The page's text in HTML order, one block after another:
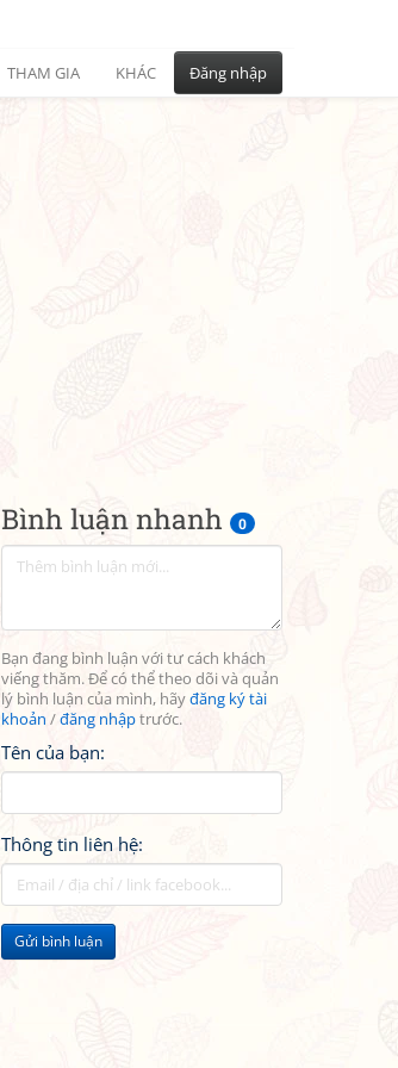
THAM GIA KHÁC Đăng nhập
Bình luận nhanh 0
Bạn đang bình luận với tư cách khách
viếng thăm. Để có thể theo dõi và quản
lý bình luận của mình, hãyđăng ký tài
khoản /đăng nhậptrước.
Tên của bạn:
Thông tin liên hệ:
Gửi bình luận